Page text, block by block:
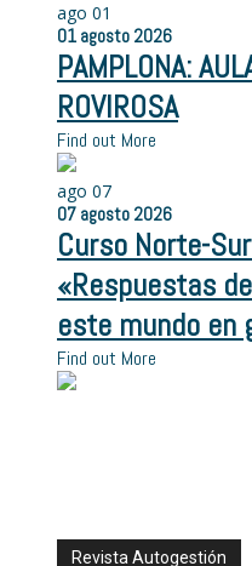
ago 01
01 agosto 2026
PAMPLONA:
ROVIROSA
Find out More
ago 07
07 agosto 2026
Curso Norte-
«Respuestas
este mundo en
Find out More
Revista Autogestión